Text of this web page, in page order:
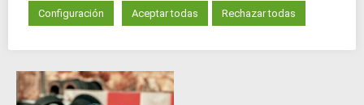
Add to cart Add to cart
Configuración Aceptar todas Rechazar todas